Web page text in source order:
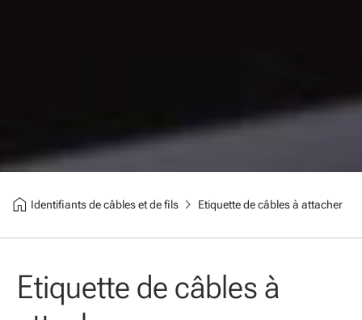
home Identifiants de câbles et de filschevron_right Etiquette de câbles à attacher
Etiquette de câbles à